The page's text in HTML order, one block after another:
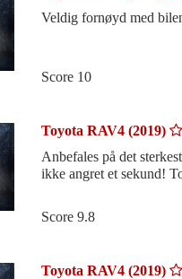
Veldig fornøyd med
Score 10
Toyota RAV4 (2019)
Anbefales på det
ikke angret et sekund!
Score 9.8
Toyota RAV4 (2019)